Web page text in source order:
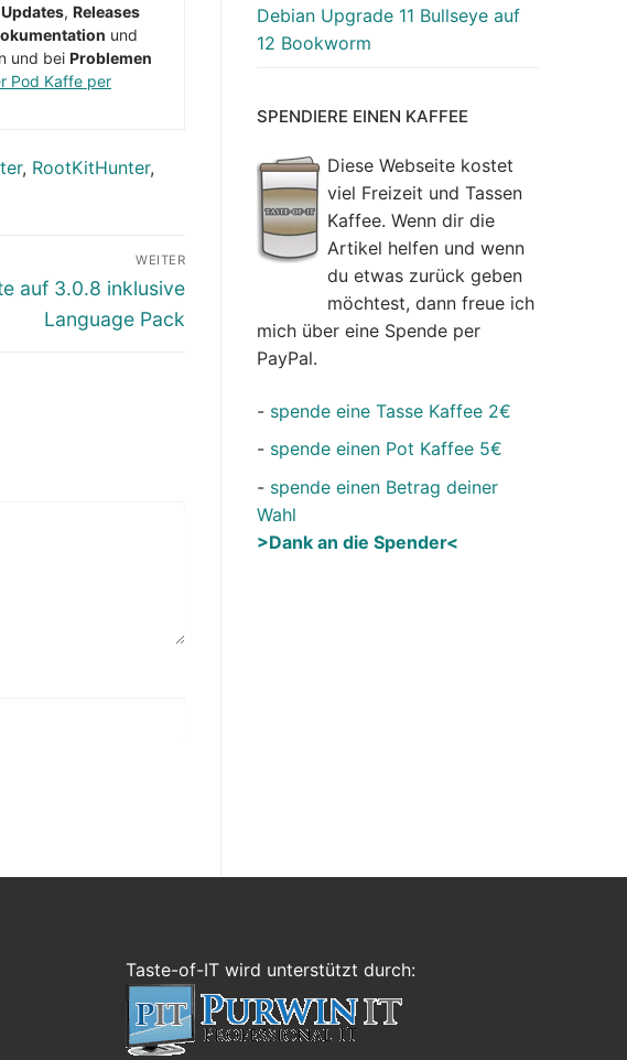
Updates, Releases
und
und bei Problemen
Pod Kaffe per
, RootKitHunter,
WEITER
auf 3.0.8 inklusive
Language Pack
Debian Upgrade 11 Bullseye auf
12 Bookworm
SPENDIERE EINEN KAFFEE
Diese Webseite kostet
viel Freizeit und Tassen
Kaffee. Wenn dir die
Artikel helfen und wenn
du etwas zurück geben
möchtest, dann freue ich
mich über eine Spende per
PayPal.
- spende eine Tasse Kaffee 2€
- spende einen Pot Kaffee 5€
- spende einen Betrag deiner
Wahl
>Dank an die Spender<
Taste-of-IT wird unterstützt durch: